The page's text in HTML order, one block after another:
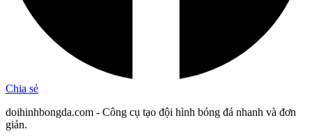
Chia sẻ
doihinhbongda.com - Công cụ tạo đội hình bóng đá nhanh và đơn
giản.